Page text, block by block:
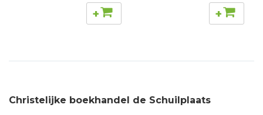
+ +
Christelijke boekhandel de Schuilplaats